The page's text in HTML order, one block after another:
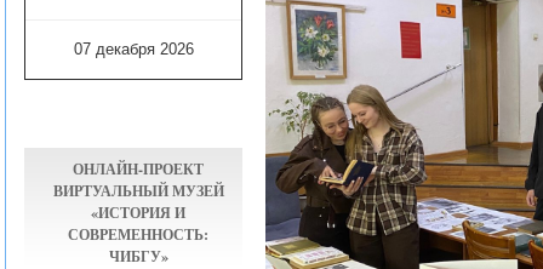
07 декабря 2026
ОНЛАЙН-ПРОЕКТ
ВИРТУАЛЬНЫЙ МУЗЕЙ
«ИСТОРИЯ И
СОВРЕМЕННОСТЬ:
ЧИБГУ»